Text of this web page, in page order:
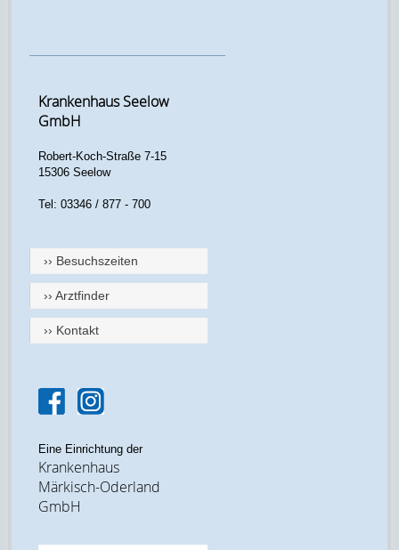
Krankenhaus Seelow
GmbH
Robert-Koch-Straße 7-15
15306 Seelow
Tel: 03346 / 877 - 700
›› Besuchszeiten
›› Arztfinder
›› Kontakt
Eine Einrichtung der
Krankenhaus
Märkisch-Oderland
GmbH